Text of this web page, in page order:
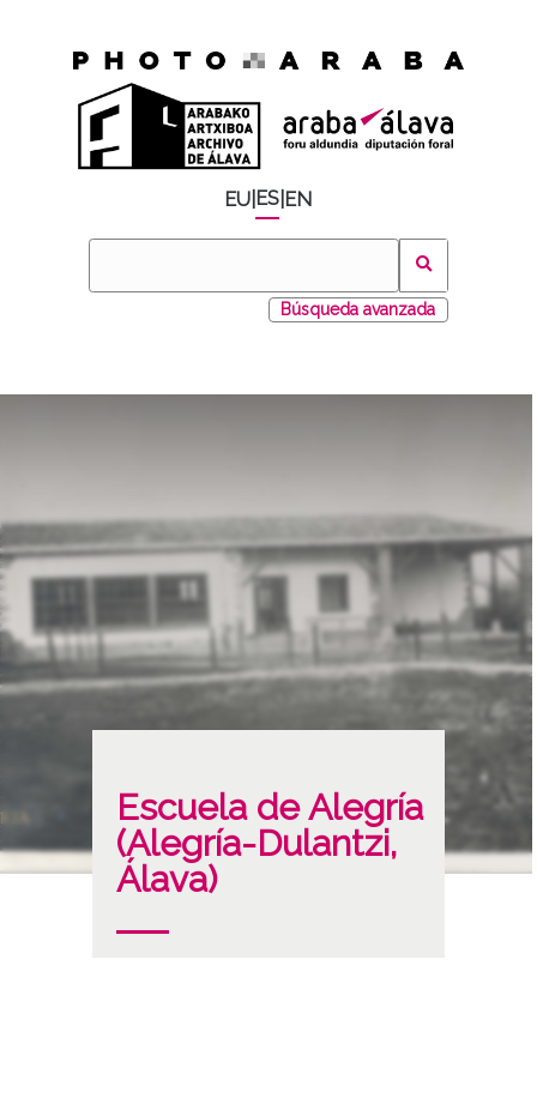
EU ES EN
Búsqueda avanzada
Escuela de Alegría
(Alegría-Dulantzi,
Álava)